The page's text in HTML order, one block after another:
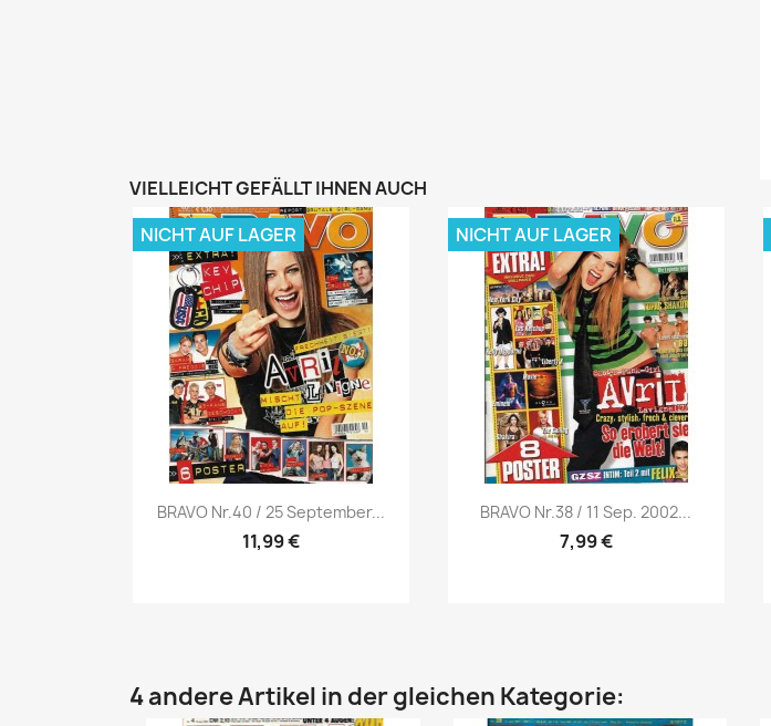
VIELLEICHT GEFÄLLT IHNEN AUCH
Vorschau
BRAVO Nr.40 / 25 September...
11,99 €
NICHT AUF LAGER
Vorschau
BRAVO Nr.38 / 11 Sep. 2002...
7,99 €
NICHT AUF LAGER
4 andere Artikel in der gleichen Kategorie: